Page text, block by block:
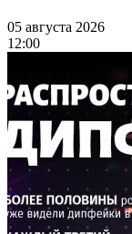
05 августа 2026
12:00